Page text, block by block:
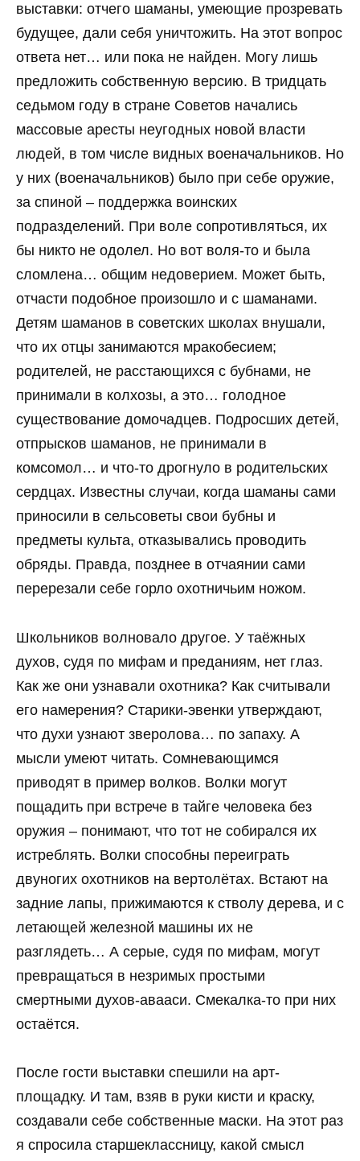
выставки: отчего шаманы, умеющие прозревать
будущее, дали себя уничтожить. На этот вопрос
ответа нет… или пока не найден. Могу лишь
предложить собственную версию. В тридцать
седьмом году в стране Советов начались
массовые аресты неугодных новой власти
людей, в том числе видных военачальников. Но
у них (военачальников) было при себе оружие,
за спиной – поддержка воинских
подразделений. При воле сопротивляться, их
бы никто не одолел. Но вот воля-то и была
сломлена… общим недоверием. Может быть,
отчасти подобное произошло и с шаманами.
Детям шаманов в советских школах внушали,
что их отцы занимаются мракобесием;
родителей, не расстающихся с бубнами, не
принимали в колхозы, а это… голодное
существование домочадцев. Подросших детей,
отпрысков шаманов, не принимали в
комсомол… и что-то дрогнуло в родительских
сердцах. Известны случаи, когда шаманы сами
приносили в сельсоветы свои бубны и
предметы культа, отказывались проводить
обряды. Правда, позднее в отчаянии сами
перерезали себе горло охотничьим ножом.
Школьников волновало другое. У таёжных
духов, судя по мифам и преданиям, нет глаз.
Как же они узнавали охотника? Как считывали
его намерения? Старики-эвенки утверждают,
что духи узнают зверолова… по запаху. А
мысли умеют читать. Сомневающимся
приводят в пример волков. Волки могут
пощадить при встрече в тайге человека без
оружия – понимают, что тот не собирался их
истреблять. Волки способны переиграть
двуногих охотников на вертолётах. Встают на
задние лапы, прижимаются к стволу дерева, и с
летающей железной машины их не
разглядеть… А серые, судя по мифам, могут
превращаться в незримых простыми
смертными духов-авааси. Смекалка-то при них
остаётся.
После гости выставки спешили на арт-
площадку. И там, взяв в руки кисти и краску,
создавали себе собственные маски. На этот раз
я спросила старшеклассницу, какой смысл